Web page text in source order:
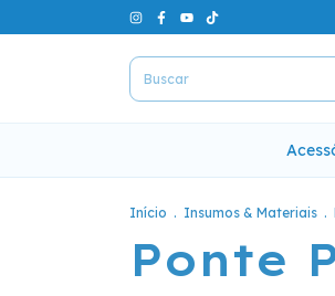
Início . Insumos & Materiais .
Ponte